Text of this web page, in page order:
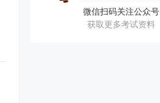
微信扫码关注公众号
获取更多考试资料